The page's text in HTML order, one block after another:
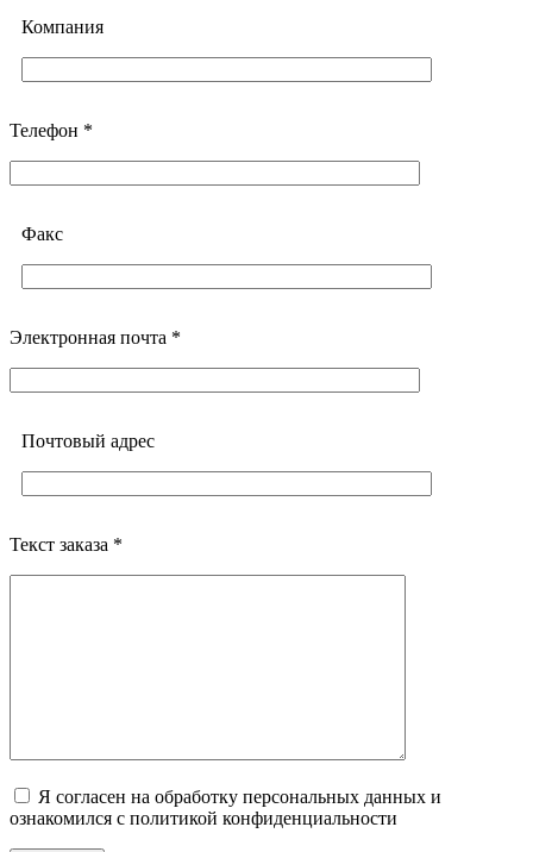
Компания
Телефон *
Факс
Электронная почта *
Почтовый адреc
Текст заказа *
Я согласен на обработку персональных данных и
ознакомился с политикой конфиденциальности